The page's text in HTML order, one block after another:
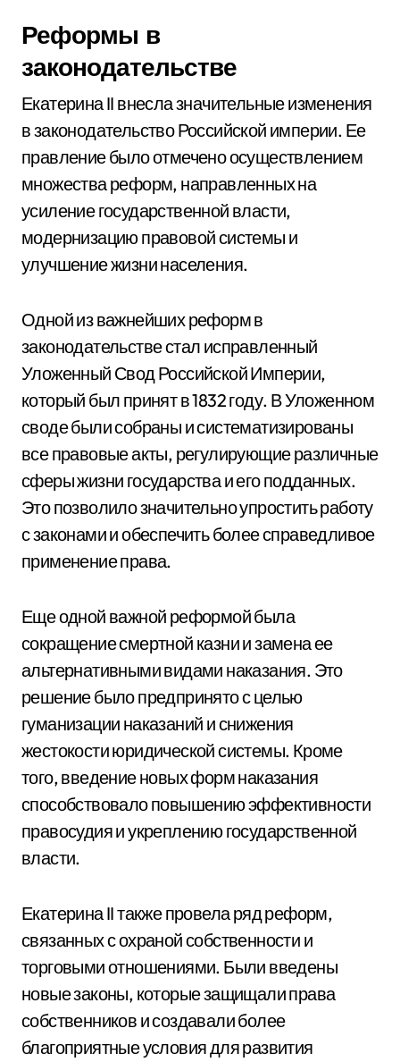
Реформы в
законодательстве
Екатерина II внесла значительные изменения
в законодательство Российской империи. Ее
правление было отмечено осуществлением
множества реформ, направленных на
усиление государственной власти,
модернизацию правовой системы и
улучшение жизни населения.
Одной из важнейших реформ в
законодательстве стал исправленный
Уложенный Свод Российской Империи,
который был принят в 1832 году. В Уложенном
своде были собраны и систематизированы
все правовые акты, регулирующие различные
сферы жизни государства и его подданных.
Это позволило значительно упростить работу
с законами и обеспечить более справедливое
применение права.
Еще одной важной реформой была
сокращение смертной казни и замена ее
альтернативными видами наказания. Это
решение было предпринято с целью
гуманизации наказаний и снижения
жестокости юридической системы. Кроме
того, введение новых форм наказания
способствовало повышению эффективности
правосудия и укреплению государственной
власти.
Екатерина II также провела ряд реформ,
связанных с охраной собственности и
торговыми отношениями. Были введены
новые законы, которые защищали права
собственников и создавали более
благоприятные условия для развития